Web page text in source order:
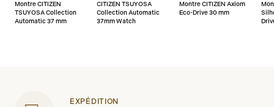
Montre CITIZEN
TSUYOSA Collection
Automatic 37 mm
CITIZEN TSUYOSA
Collection Automatic
37mm Watch
Montre CITIZEN Axiom
Eco-Drive 30 mm
EXPÉDITION